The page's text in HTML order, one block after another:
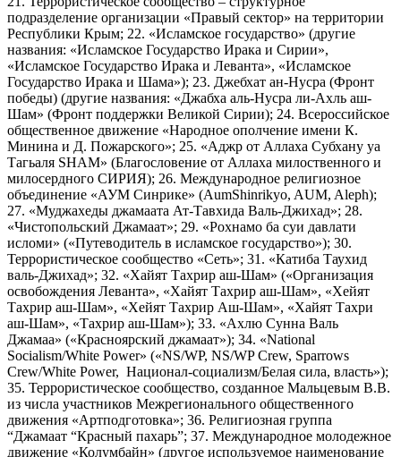
подразделение организации «Правый сектор» на территории
Республики Крым; 22. «Исламское государство» (другие
названия: «Исламское Государство Ирака и Сирии»,
«Исламское Государство Ирака и Леванта», «Исламское
Государство Ирака и Шама»); 23. Джебхат ан-Нусра (Фронт
победы) (другие названия: «Джабха аль-Нусра ли-Ахль аш-
Шам» (Фронт поддержки Великой Сирии); 24. Всероссийское
общественное движение «Народное ополчение имени К.
Минина и Д. Пожарского»; 25. «Аджр от Аллаха Субхану уа
Тагьаля SHAM» (Благословение от Аллаха милоственного и
милосердного СИРИЯ); 26. Международное религиозное
объединение «АУМ Синрике» (AumShinrikyo, AUM, Aleph);
27. «Муджахеды джамаата Ат-Тавхида Валь-Джихад»; 28.
«Чистопольский Джамаат»; 29. «Рохнамо ба суи давлати
исломи» («Путеводитель в исламское государство»); 30.
Террористическое сообщество «Сеть»; 31. «Катиба Таухид
валь-Джихад»; 32. «Хайят Тахрир аш-Шам» («Организация
освобождения Леванта», «Хайят Тахрир аш-Шам», «Хейят
Тахрир аш-Шам», «Хейят Тахрир Аш-Шам», «Хайят Тахри
аш-Шам», «Тахрир аш-Шам»); 33. «Ахлю Сунна Валь
Джамаа» («Красноярский джамаат»); 34. «National
Socialism/White Power» («NS/WP, NS/WP Crew, Sparrows
Crew/White Power, Национал-социализм/Белая сила, власть»);
35. Террористическое сообщество, созданное Мальцевым В.В.
из числа участников Межрегионального общественного
движения «Артподготовка»; 36. Религиозная группа
“Джамаат “Красный пахарь”; 37. Международное молодежное
движение «Колумбайн» (другое используемое наименование